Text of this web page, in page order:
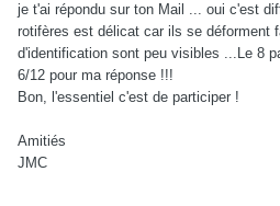
je t'ai répondu sur ton Mail ... oui c'est
rotifères est délicat car ils se déforment
d'identification sont peu visibles ...Le 8
6/12 pour ma réponse !!!
Bon, l'essentiel c'est de participer !
Amitiés
JMC